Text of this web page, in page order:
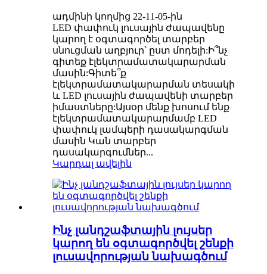
ադմինի կողմից 22-11-05-ին
LED փափուկ լուսային ժապավենը
կարող է օգտագործել տարբեր
սնուցման աղբյուր՝ ըստ մոդելի:Ի՞նչ
գիտեք էլեկտրամատակարարման
մասին:Գիտե՞ք
էլեկտրամատակարարման տեսակի
և LED լուսային ժապավենի տարբեր
իմաստները:Այսօր մենք խոսում ենք
էլեկտրամատակարարմամբ LED
փափուկ լամպերի դասակարգման
մասին Կան տարբեր
դասակարգումներ...
Կարդալ ավելին
Ինչ լանդշաֆտային լույսեր
կարող են օգտագործվել շենքի
լուսավորության նախագծում